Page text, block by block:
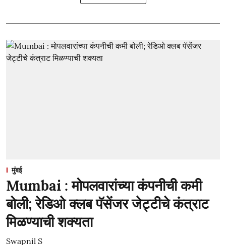
मुंबई
Mumbai : मोपलवारांच्या कंपनीची कमी
बोली; रेडिओ क्लब पॅसेंजर जेट्टीचे कंत्राट
मिळण्याची शक्यता
Swapnil S